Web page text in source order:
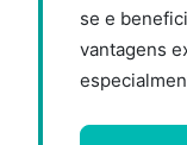
se e
vantagens